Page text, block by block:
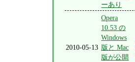
ーあり
2010-05-13
Opera
10.53 の
Windows
版と Mac
版が公開